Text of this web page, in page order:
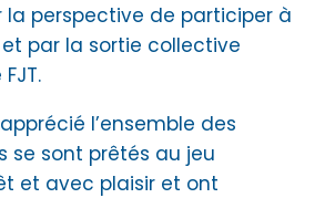
la perspective de participer à
et par la sortie collective
l’ensemble des
se sont prêtés au jeu
et avec plaisir et ont